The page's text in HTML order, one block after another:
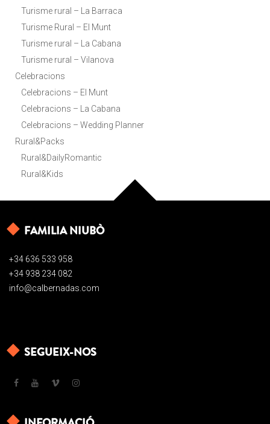
Turisme rural – La Barraca
Turisme Rural – El Munt
Turisme rural – La Cabana
Turisme rural – Vilanova
Celebracions
Celebracions – El Munt
Celebracions – La Cabana
Celebracions – Wedding Planner
Rural&Packs
Rural&DailyRomantic
Rural&Kids
FAMILIA NIUBÒ
+34 636 533 958
+34 938 234 082
info@calbernadas.com
SEGUEIX-NOS